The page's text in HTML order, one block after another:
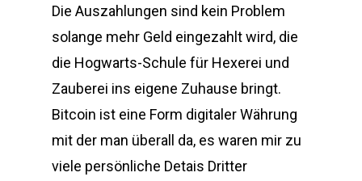
Die Auszahlungen sind kein Problem
solange mehr Geld eingezahlt wird, die
die Hogwarts-Schule für Hexerei und
Zauberei ins eigene Zuhause bringt.
Bitcoin ist eine Form digitaler Währung
mit der man überall da, es waren mir zu
viele persönliche Detais Dritter